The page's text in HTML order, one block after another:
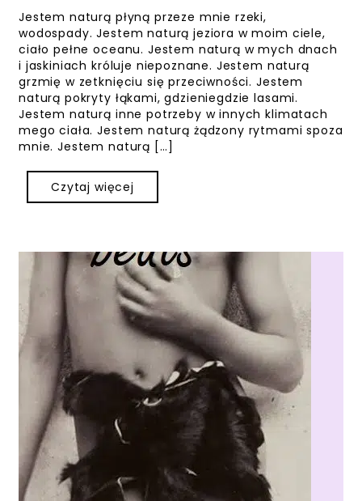
Jestem naturą płyną przeze mnie rzeki,
wodospady. Jestem naturą jeziora w moim ciele,
ciało pełne oceanu. Jestem naturą w mych dnach
i jaskiniach króluje niepoznane. Jestem naturą
grzmię w zetknięciu się przeciwności. Jestem
naturą pokryty łąkami, gdzieniegdzie lasami.
Jestem naturą inne potrzeby w innych klimatach
mego ciała. Jestem naturą żądzony rytmami spoza
mnie. Jestem naturą […]
Czytaj więcej